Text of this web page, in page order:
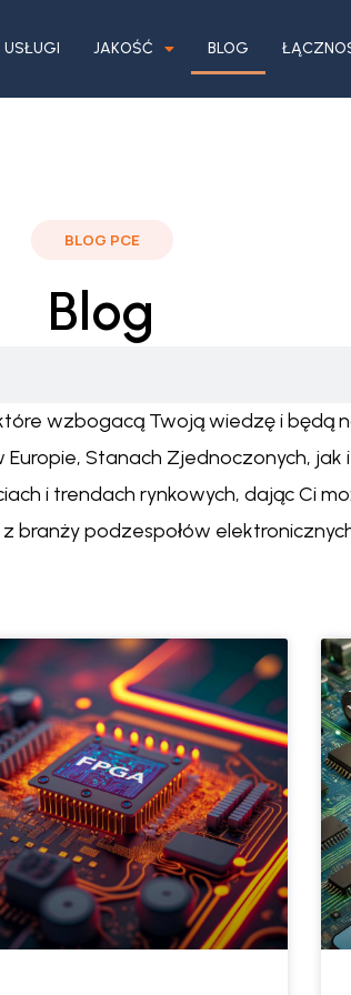
USŁUGI JAKOŚĆ BLOG
BLOG PCE
Blog
wzbogacą Twoją wiedzę i będą
Stanach Zjednoczonych, jak
i trendach rynkowych, dając Ci
branży podzespołów